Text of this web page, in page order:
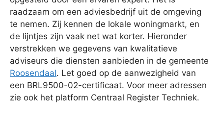
raadzaam om een adviesbedrijf uit de omgeving
te nemen. Zij kennen de lokale woningmarkt, en
de lijntjes zijn vaak net wat korter. Hieronder
verstrekken we gegevens van kwalitatieve
adviseurs die diensten aanbieden in de gemeente
Roosendaal. Let goed op de aanwezigheid van
een BRL9500-02-certificaat. Voor meer adressen
zie ook het platform Centraal Register Techniek.